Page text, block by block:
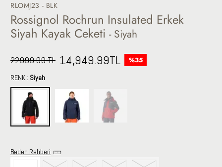
RLOMJ23 - BLK
Rossignol Rochrun Insulated Erkek
Siyah Kayak Ceketi - Siyah
22999.99 TL 14,949.99TL %35
RENK : Siyah
Beden Rehberi